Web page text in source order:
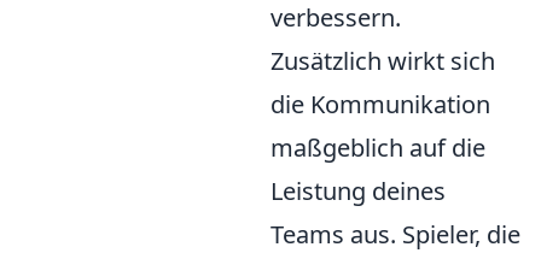
verbessern.
Zusätzlich wirkt sich
die Kommunikation
maßgeblich auf die
Leistung deines
Teams aus. Spieler, die